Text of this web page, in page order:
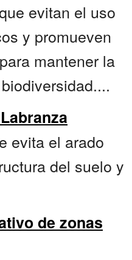
evitan el uso
y promueven
mantener la
evita el arado
del suelo y
de zonas